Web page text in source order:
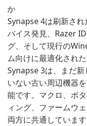
か
Synapse 4は刷新さ
バイス発見、Razer
グ、そして現行の
ム向けに最適化され
Synapse 3は、まだ
いない古い周辺機器
能です。マクロ、ボ
ィング、ファームウ
両方に共通していま